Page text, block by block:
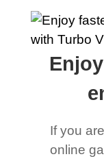
If you
online